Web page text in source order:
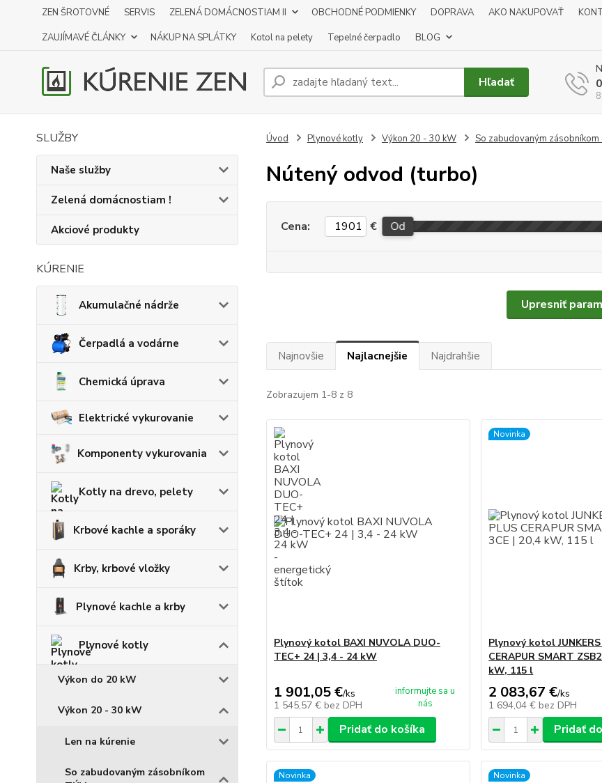
ZEN ŠROTOVNÉ SERVIS ZELENÁ DOMÁCNOSTIAM II OBCHODNÉ PODMIENKY DOPRAVA AKO NAKUPOVAŤ
ZAUJÍMAVÉ ČLÁNKY
NÁKUP NA SPLÁTKY Kotol na pelety Tepelné čerpadlo BLOG
Hľadať
SLUŽBY
Naše služby
Zelená domácnostiam !
Akciové produkty
KÚRENIE
Akumulačné nádrže
Čerpadlá a vodárne
Chemická úprava
Elektrické vykurovanie
Komponenty vykurovania
Kotly na drevo, pelety
Krbové kachle a sporáky
Krby, krbové vložky
Plynové kachle a krby
Plynové kotly
Výkon do 20 kW
Výkon 20 - 30 kW
Len na kúrenie
So zabudovaným zásobníkom
Úvod Plynové kotly Výkon 20 - 30 kW So zabudovaným zásobníkom
Nútený odvod (turbo)
Upresniť
Cena: € Od
Najnovšie Najlacnejšie Najdrahšie
Zobrazujem 1-8 z 8
Plynový kotol BAXI NUVOLA DUO-
TEC+ 24 | 3,4 - 24 kW
1 901,05 €/ks
1 545,57 € bez DPH
informujte sa u
nás
Pridať do košíka
Novinka
Plynový kotol JUNKERS
CERAPUR SMART
kW, 115 l
2 083,67 €/ks
1 694,04 € bez DPH
Pridať
Novinka Novinka